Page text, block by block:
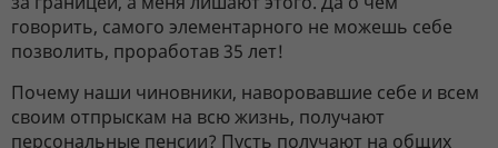
говорить, самого элементарного не можешь себе
позволить, проработав 35 лет!
Почему наши чиновники, наворовавшие себе и всем
своим отпрыскам на всю жизнь, получают
персональные пенсии? Пусть получают на общих